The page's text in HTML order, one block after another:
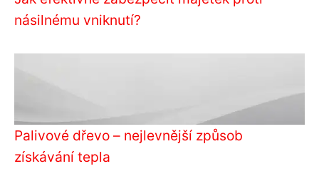
násilnému vniknutí?
Palivové dřevo – nejlevnější způsob
získávání tepla